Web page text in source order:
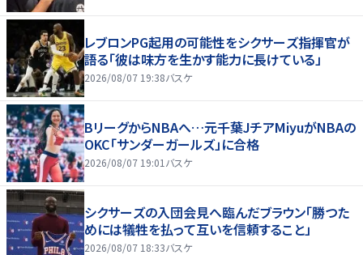
レブロンPG起用の可能性をシクサーズ指揮官が
語る「彼は味方を生かす能力に長けている」
2026/08/07 19:38バスケ
BリーグからNBAへ…元千葉JチアMiyuがNBAの
OKC「サンダーガールズ」に合格
2026/08/07 19:01 バスケ
シクサーズの入団会見へ臨んだブラウン「勝つた
めには犠牲を払って互いを信頼すること」
2026/08/07 18:33バスケ